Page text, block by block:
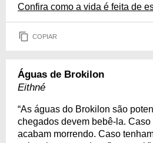
Confira como a vida é feita de
COPIAR
Águas de Brokilon
Eithné
“As águas do Brokilon são
chegados devem bebê-la.
acabam morrendo. Caso